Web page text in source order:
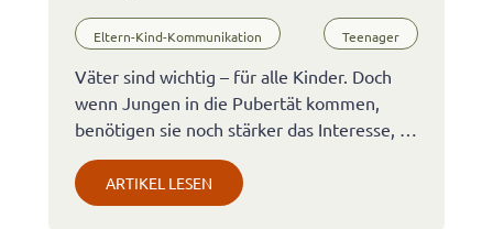
Eltern-Kind-Kommunikation Teenager
Väter sind wichtig – für alle Kinder. Doch
wenn Jungen in die Pubertät kommen,
benötigen sie noch stärker das Interesse, …
ARTIKEL LESEN